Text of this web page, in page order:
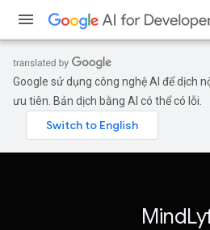
Google sử dụng công nghệ AI để dịch
ưu tiên. Bản dịch bằng AI có thể có lỗi.